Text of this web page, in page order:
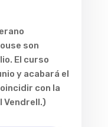
son
El curso
y acabará el
con la
Vendrell.)